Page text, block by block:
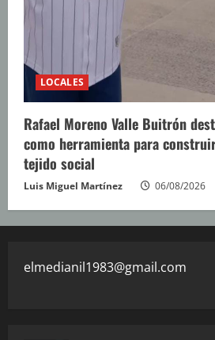
LOCALES
Rafael Moreno Valle Buitrón
como herramienta para
tejido social
Luis Miguel Martínez 06/08/2026
elmedianil1983@gmail.com